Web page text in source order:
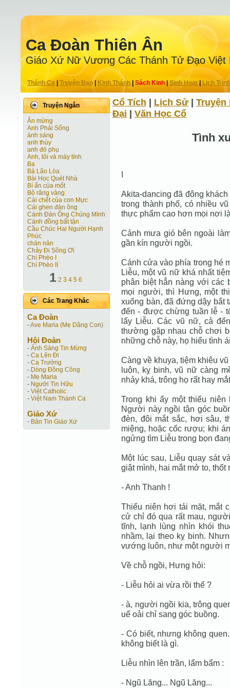
Ca Ðoàn Thiên Ân
Giáo Xứ Nữ Vương Các Thánh Tử Ðạo Việt
Thánh Ca Truyện Ðạo| Kinh Thánh Sách Kinh|Sinh Hoạt| Lịch Trình
Truyện Ngắn
Ăn mừng
Anh Phải Sống
ánh sáng
anh thùy
anh đỏ phụ
Anh, tôi và máy tính
Ba
Bà Lão Lòa
Bài Học Quét Nhà
Bí ẩn của mốt
Bộ răng vàng
Cái chết của con Mực
Cái ghen đàn ông
Cánh Ðàn Ông Chúng Mình
Cánh đồng bất tận
Cầu Chúc Hai Người Hạnh
Phúc
chán nản
Chảy Đi Sông Ơi
Chí Phèo I
Chí Phèo II
1 2 3 4 5 6
Các Trang Khác
Ca Ðoàn
-Ave Maria (Mẹ Dâng Con)
Hội Ðoàn
- Ánh Sáng Tin Mừng
- Ca Lên Đi
- Ca Trưởng
- Dòng Đồng Công
- Mẹ Maria
- Người Tin Hữu
- Việt Catholic
- Việt Nam Thánh Ca
Giáo Xứ
- Bản Tin Giáo Xứ
Cổ Tích Lịch Sử
Truyện
Ðại
Văn Học Cổ
Tình
Akita-dancing đã đông
trong thành phố, có nhiều
thực phẩm cao hơn mọi nơi
Cảnh mưa gió bên ngoài
gần kín người ngồi.
Cánh cửa vào phía trong hé
Liễu, một vũ nữ khá nhất
phân biệt hẳn nàng với các
mọi người, thì Hưng, một
xuống bàn, đã đứng dậy bắt
đến - được chừng tuần lễ -
lấy Liễu. Các vũ nữ, cả
thường gặp nhau chỗ chơi
những chỗ này, họ hiểu tình
Càng về khuya, tiệm khiêu
luôn, kỵ binh, vũ nữ càng
nhảy khá, trông họ rất hay
Trong khi ấy một thiếu
Người này ngồi tận góc
đèn, đôi mắt sắc, hơi sâu,
miệng, hoặc cốc rượu; khi
ngửng tìm Liễu trong bọn
Một lúc sau, Liễu quay sát
giật mình, hai mắt mở to, thốt
- Anh Thanh !
Thiếu niên hơi tái mặt, mắt
cử chỉ đó qua rất mau,
tĩnh, lạnh lùng nhìn khói
nhầm, lại theo kỵ binh.
vướng luôn, như một người
Về chỗ ngồi, Hưng hỏi:
- Liễu hỏi ai vừa rồi thế ?
- à, người ngồi kia, trông
uể oải chỉ sang góc buồng.
- Có biết, nhưng không
không biết là gì.
Liễu nhìn lên trần, lẩm bẩm :
- Ngũ Lăng... Ngũ Lăng...